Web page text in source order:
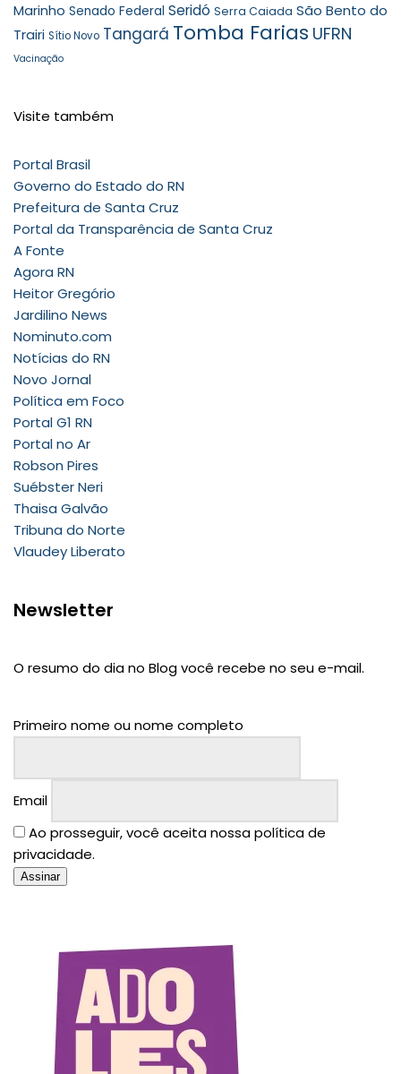
Marinho Senado Federal Seridó Serra Caiada São Bento do
Trairi Sítio Novo Tangará Tomba Farias UFRN
Vacinação
Visite também
Portal Brasil
Governo do Estado do RN
Prefeitura de Santa Cruz
Portal da Transparência de Santa Cruz
A Fonte
Agora RN
Heitor Gregório
Jardilino News
Nominuto.com
Notícias do RN
Novo Jornal
Política em Foco
Portal G1 RN
Portal no Ar
Robson Pires
Suébster Neri
Thaisa Galvão
Tribuna do Norte
Vlaudey Liberato
Newsletter
O resumo do dia no Blog você recebe no seu e-mail.
Primeiro nome ou nome completo
Email
Ao prosseguir, você aceita nossa política de
privacidade.